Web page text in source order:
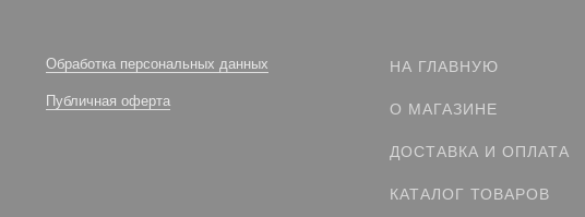
Обработка персональных данных
Публичная оферта
НА ГЛАВНУЮ
О МАГАЗИНЕ
ДОСТАВКА И ОПЛАТА
КАТАЛОГ ТОВАРОВ